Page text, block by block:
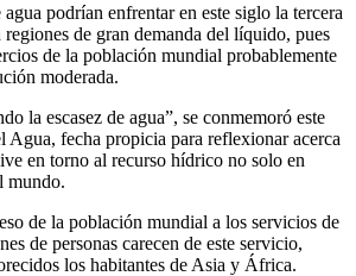
agua podrían enfrentar en este siglo la tercera
regiones de gran demanda del líquido, pues
de la población mundial probablemente
moderada.
la escasez de agua”, se conmemoró este
fecha propicia para reflexionar acerca
en torno al recurso hídrico no solo en
mundo.
de la población mundial a los servicios de
de personas carecen de este servicio,
los habitantes de Asia y África.